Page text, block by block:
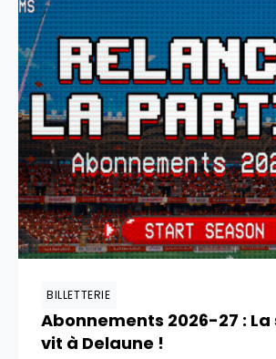
BILLETTERIE
Abonnements 2026-27 : La
vit à Delaune !